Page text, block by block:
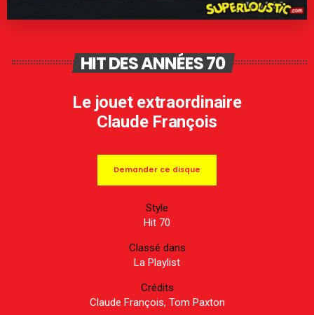
HIT DES ANNÉES 70
Le jouet extraordinaire
Claude François
Demander ce disque
Style
Hit 70
Classé dans
La Playlist
Crédits
Claude François, Tom Paxton